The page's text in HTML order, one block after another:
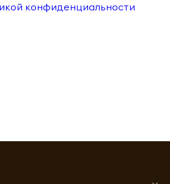
конфиденциальности